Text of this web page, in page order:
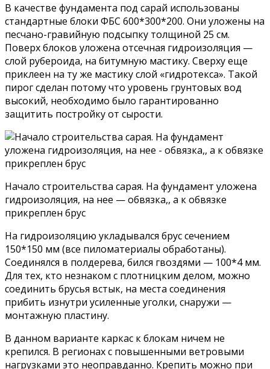
В качестве фундамента под сарай использованы
стандартные блоки ФБС 600*300*200. Они уложены на
песчано-гравийную подсыпку толщиной 25 см.
Поверх блоков уложена отсечная гидроизоляция —
слой рубероида, на битумную мастику. Сверху еще
приклеен на ту же мастику слой «гидротекса». Такой
пирог сделан потому что уровень грунтовых вод
высокий, необходимо было гарантированно
защитить постройку от сырости.
Начало строительства сарая. На фундамент уложена
гидроизоляция, на нее — обвязка,, а к обвязке
прикреплен брус
На гидроизоляцию укладывался брус сечением
150*150 мм (все пиломатериалы обработаны).
Соединялся в полдерева, бился гвоздями — 100*4 мм.
Для тех, кто незнаком с плотницким делом, можно
соединить брусья встык, на места соединения
прибить изнутри усиленные уголки, снаружи —
монтажную пластину.
В данном варианте каркас к блокам ничем не
крепился. В регионах с повышенными ветровыми
нагрузками это неоправданно. Крепить можно при